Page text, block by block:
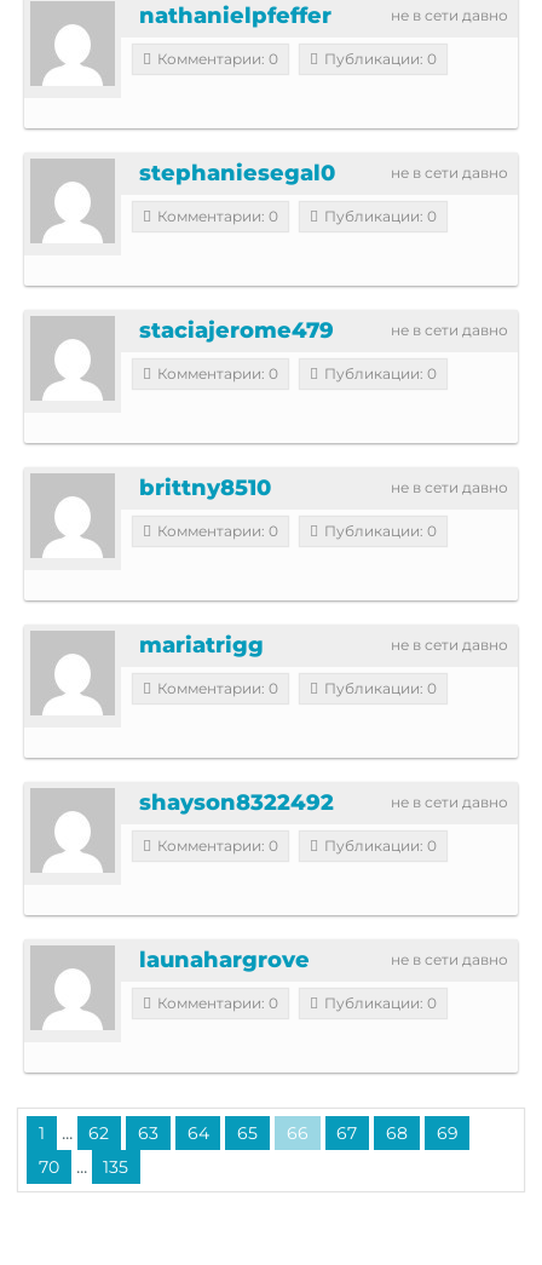
не в сети давно
nathanielpfeffer
Комментарии: 0 Публикации: 0
не в сети давно
stephaniesegal0
Комментарии: 0 Публикации: 0
не в сети давно
staciajerome479
Комментарии: 0 Публикации: 0
не в сети давно
brittny8510
Комментарии: 0 Публикации: 0
не в сети давно
mariatrigg
Комментарии: 0 Публикации: 0
не в сети давно
shayson8322492
Комментарии: 0 Публикации: 0
не в сети давно
launahargrove
Комментарии: 0 Публикации: 0
1 ... 62 63 64 65 66 67 68
69
70
... 135